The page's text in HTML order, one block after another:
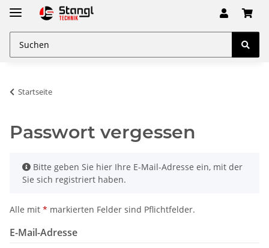
Startseite
Passwort vergessen
x
Bitte geben Sie hier Ihre E-Mail-Adresse ein, mit der
Sie sich registriert haben.
Alle mit * markierten Felder sind Pflichtfelder.
E-Mail-Adresse